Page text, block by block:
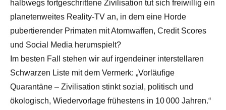
halbwegs fortgeschrittene Zivilisation tut sich freiwillig ein
planetenweites Reality‑TV an, in dem eine Horde
pubertierender Primaten mit Atomwaffen, Credit Scores
und Social Media herumspielt?
Im besten Fall stehen wir auf irgendeiner interstellaren
Schwarzen Liste mit dem Vermerk: „Vorläufige
Quarantäne – Zivilisation stinkt sozial, politisch und
ökologisch, Wiedervorlage frühestens in 10 000 Jahren.“